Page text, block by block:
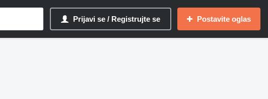
Prijavi se / Registrujte se Postavite oglas